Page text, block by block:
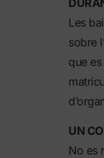
Les
sobre
que
UN
No es